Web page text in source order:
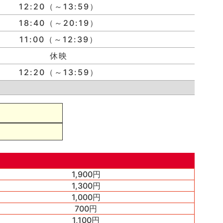
12:20（～13:59）
18:40（～20:19）
11:00（～12:39）
休映
12:20（～13:59）
1,900円
1,300円
1,000円
700円
1,100円